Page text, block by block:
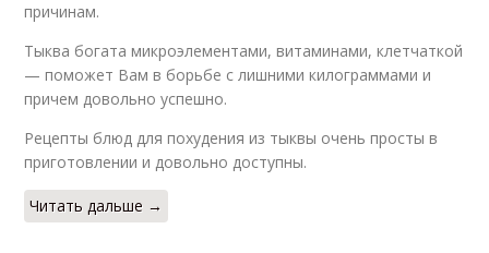
причинам.
Тыква богата микроэлементами, витаминами, клетчаткой
— поможет Вам в борьбе с лишними килограммами и
причем довольно успешно.
Рецепты блюд для похудения из тыквы очень просты в
приготовлении и довольно доступны.
Читать дальше →